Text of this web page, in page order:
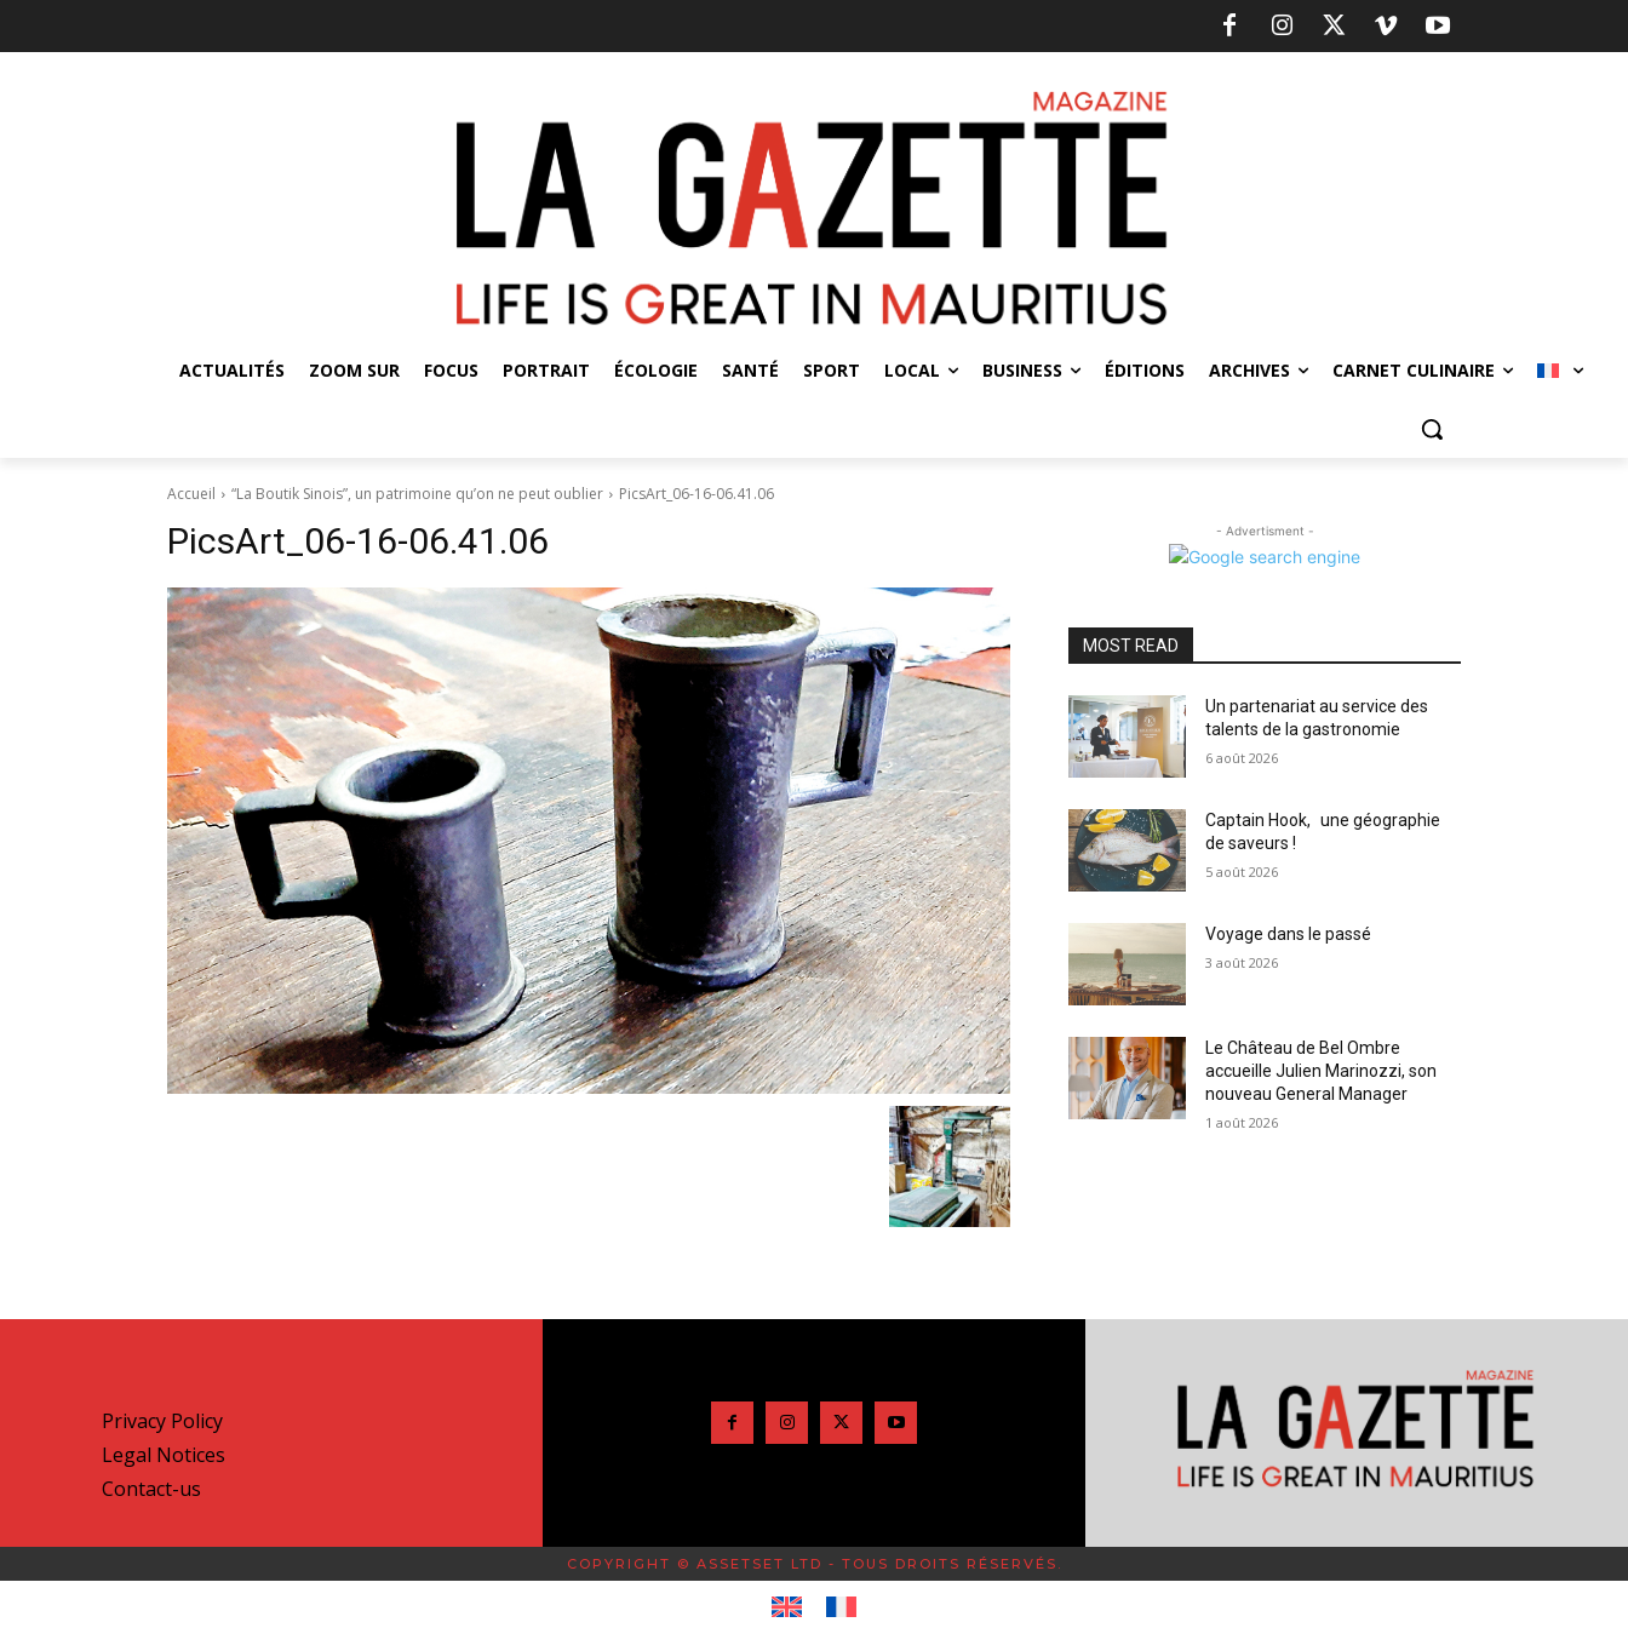
ACTUALITÉS ZOOM SUR FOCUS PORTRAIT ÉCOLOGIE SANTÉ SPORT LOCAL BUSINESS ÉDITIONS ARCHIVES CARNET CULINAIRE
Accueil “La Boutik Sinois”, un patrimoine qu’on ne peut oublier PicsArt_06-16-06.41.06
PicsArt_06-16-06.41.06 - Advertisment -
MOST READ
Un partenariat au service des
talents de la gastronomie
6 août 2026
Captain Hook, une géographie
de saveurs !
5 août 2026
Voyage dans le passé
3 août 2026
Le Château de Bel Ombre
accueille Julien Marinozzi, son
nouveau General Manager
1 août 2026
Privacy Policy
Legal Notices
Contact-us
COPYRIGHT © ASSETSET LTD - TOUS DROITS RÉSERVÉS.